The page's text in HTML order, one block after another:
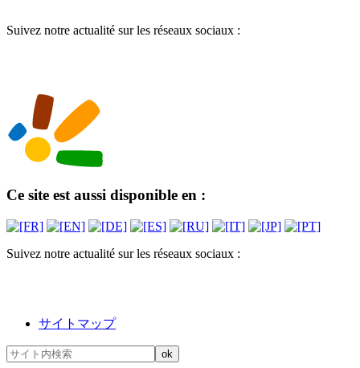
Suivez notre actualité sur les réseaux sociaux :
Ce site est aussi disponible en :
Suivez notre actualité sur les réseaux sociaux :
サイトマップ